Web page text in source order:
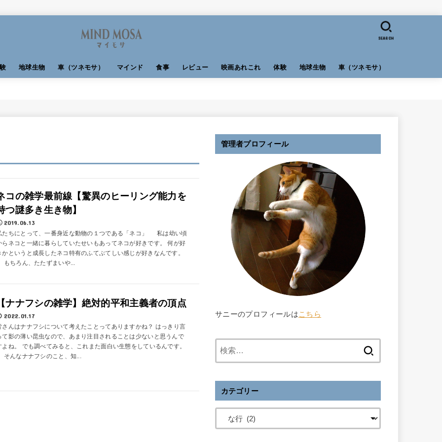
地球生物 車（ツネモサ） マインド 食事 レビュー 映画あれこれ 体験 地球生物 車（ツネモサ）
SEARCH
コの雑学最前線【驚異のヒーリング能力を
つ謎多き生き物】
2019.06.13
たちにとって、一番身近な動物の１つである「ネコ」 私は幼い頃
らネコと一緒に暮らしていたせいもあってネコが好きです。 何が好
かというと成長したネコ特有のふてぶてしい感じが好きなんです。
ちろん、たたずまいや...
ナナフシの雑学】絶対的平和主義者の頂点
2022.01.17
さんはナナフシについて考えたことってありますかね？ はっきり言
て影の薄い昆虫なので、あまり注目されることは少ないと思うんで
よね。 でも調べてみると、これまた面白い生態をしているんです。
んなナナフシのこと、知...
管理者プロフィール
サニーのプロフィールはこちら
カテゴリー